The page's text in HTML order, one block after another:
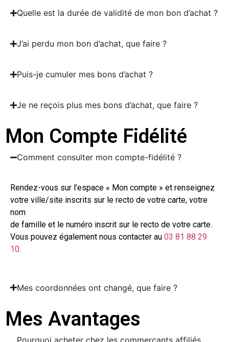
Quelle est la durée de validité de mon bon d’achat ?
J’ai perdu mon bon d’achat, que faire ?
Puis-je cumuler mes bons d’achat ?
Je ne reçois plus mes bons d’achat, que faire ?
Mon Compte Fidélité
Comment consulter mon compte-fidélité ?
Rendez-vous sur l’espace « Mon compte » et renseignez
votre ville/site inscrits sur le recto de votre carte, votre
nom
de famille et le numéro inscrit sur le recto de votre carte.
Vous pouvez également nous contacter au 03 81 88 29
10.
Mes coordonnées ont changé, que faire ?
Mes Avantages
Pourquoi acheter chez les commerçants affiliés